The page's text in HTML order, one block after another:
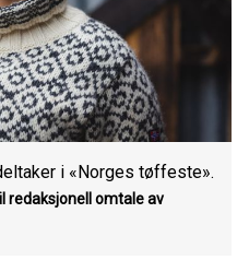
i «Norges tøffeste».
redaksjonell omtale av